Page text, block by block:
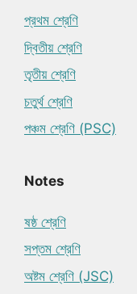
প্রথম শ্রেণি
দ্বিতীয় শ্রেণি
তৃতীয় শ্রেণি
চতুর্থ শ্রেণি
পঞ্চম শ্রেণি (PSC)
Notes
ষষ্ঠ শ্রেণি
সপ্তম শ্রেণি
অষ্টম শ্রেণি (JSC)